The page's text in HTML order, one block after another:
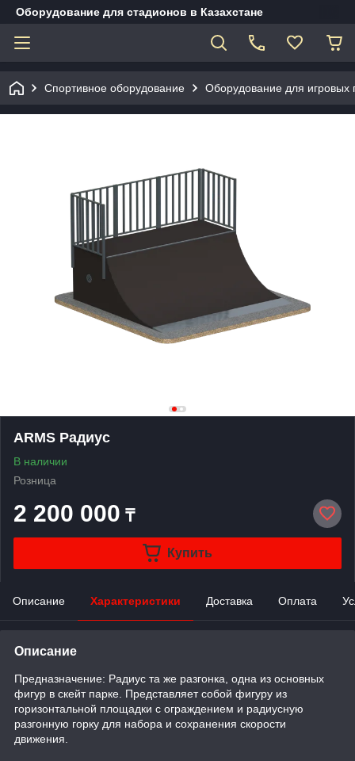
Оборудование для стадионов в Казахстане
Спортивное оборудование Оборудование для игровых
ARMS Радиус
В наличии
Розница
2 200 000 ₸
Купить
Описание Характеристики Доставка Оплата
Описание
Предназначение: Радиус та же разгонка, одна из основных
фигур в скейт парке. Представляет собой фигуру из
горизонтальной площадки с ограждением и радиусную
разгонную горку для набора и сохранения скорости
движения.